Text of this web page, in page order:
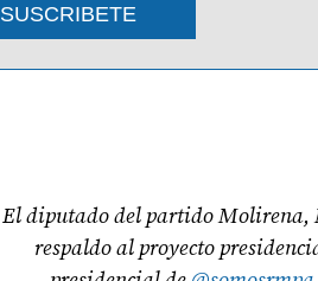
SUSCRIBETE
El diputado del partido Molirena,
respaldo al proyecto